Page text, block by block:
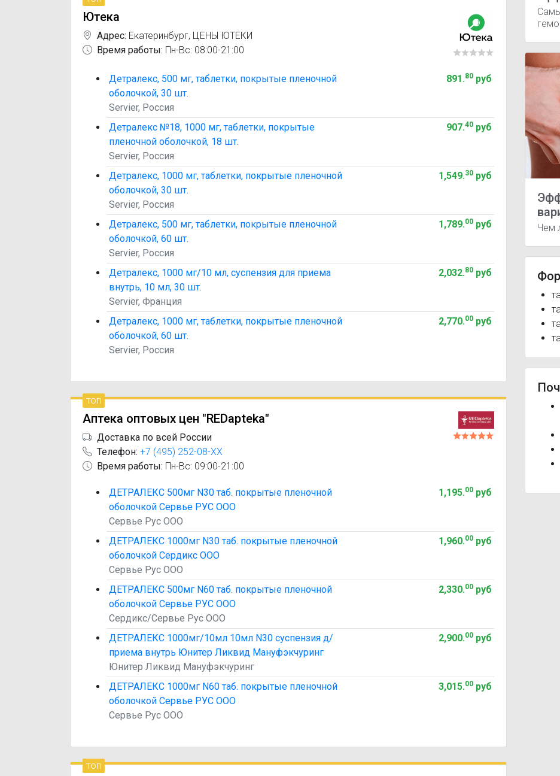
Ютека
Адрес: Екатеринбург, ЦЕНЫ ЮТЕКИ
Время работы: Пн-Вс: 08:00-21:00
Детралекс, 500 мг, таблетки, покрытые пленочной
оболочкой, 30 шт.
Servier, Россия
891.80руб
Детралекс №18, 1000 мг, таблетки, покрытые
пленочной оболочкой, 18 шт.
Servier, Россия
907.40руб
Детралекс, 1000 мг, таблетки, покрытые пленочной
оболочкой, 30 шт.
Servier, Россия
1,549.30руб
Детралекс, 500 мг, таблетки, покрытые пленочной
оболочкой, 60 шт.
Servier, Россия
1,789.00руб
Детралекс, 1000 мг/10 мл, суспензия для приема
внутрь, 10 мл, 30 шт.
Servier, Франция
2,032.80руб
Детралекс, 1000 мг, таблетки, покрытые пленочной
оболочкой, 60 шт.
Servier, Россия
2,770.00руб
топ
Аптека оптовых цен "REDapteka"
Доставка по всей России
Телефон: +7 (495) 252-08-XX
Время работы: Пн-Вс: 09:00-21:00
ДЕТРАЛЕКС 500мг N30 таб. покрытые пленочной
оболочкой Сервье РУС ООО
Сервье Рус ООО
1,195.00руб
ДЕТРАЛЕКС 1000мг N30 таб. покрытые пленочной
оболочкой Сердикс ООО
Сервье Рус ООО
1,960.00руб
ДЕТРАЛЕКС 500мг N60 таб. покрытые пленочной
оболочкой Сервье РУС ООО
Сердикс/Сервье Рус ООО
2,330.00руб
ДЕТРАЛЕКС 1000мг/10мл 10мл N30 суспензия д/
приема внутрь Юнитер Ликвид Мануфэкчуринг
Юнитер Ликвид Мануфэкчуринг
2,900.00руб
ДЕТРАЛЕКС 1000мг N60 таб. покрытые пленочной
оболочкой Сервье РУС ООО
Сервье Рус ООО
3,015.00руб
топ
Чем